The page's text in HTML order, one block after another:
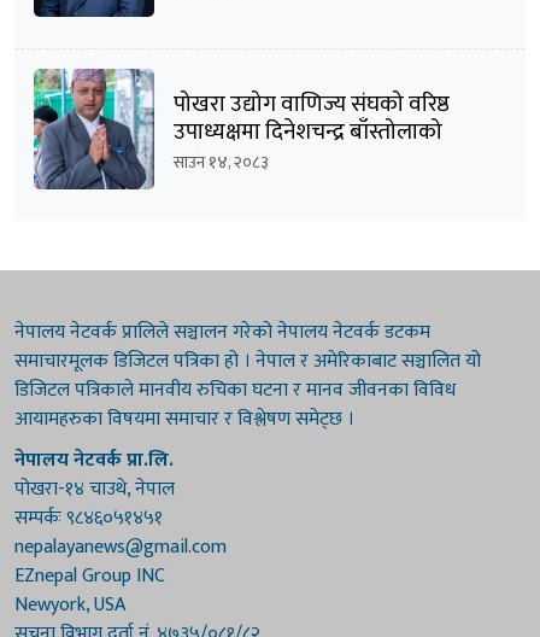
पोखरा उद्योग वाणिज्य संघको वरिष्ठ
उपाध्यक्षमा दिनेशचन्द्र बाँस्तोलाको
उम्मेदवारी घोषणा
साउन १४, २०८३
नेपालय नेटवर्क प्रालिले सञ्चालन गरेको नेपालय नेटवर्क डटकम
समाचारमूलक डिजिटल पत्रिका हो । नेपाल र अमेरिकाबाट सञ्चालित यो
डिजिटल पत्रिकाले मानवीय रुचिका घटना र मानव जीवनका विविध
आयामहरुका विषयमा समाचार र विश्लेषण समेट्छ ।
नेपालय नेटवर्क प्रा.लि.
पोखरा-१४ चाउथे, नेपाल
सम्पर्कः ९८४६०५१४५१
nepalayanews@gmail.com
EZnepal Group INC
Newyork, USA